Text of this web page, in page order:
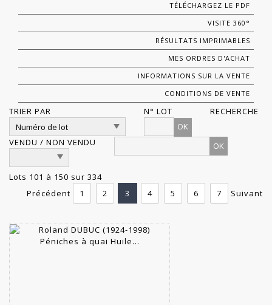
TÉLÉCHARGEZ LE PDF
VISITE 360°
RÉSULTATS IMPRIMABLES
MES ORDRES D'ACHAT
INFORMATIONS SUR LA VENTE
CONDITIONS DE VENTE
TRIER PAR
N° LOT
OK
VENDU / NON VENDU
RECHERCHE
Lots 101 à 150 sur 334
Précédent
1 2 3 4 5 6 7 Suivant